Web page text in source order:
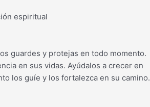
espiritual
guardes y protejas en todo momento.
en sus vidas. Ayúdalos a crecer en
los guíe y los fortalezca en su camino.